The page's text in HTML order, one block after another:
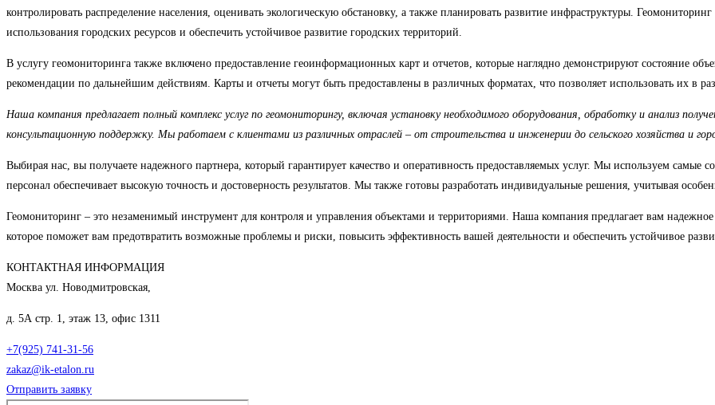
контролировать распределение населения, оценивать экологическую обстановку, а также планировать развитие инфраструктуры.
использования городских ресурсов и обеспечить устойчивое развитие городских территорий.
В услугу геомониторинга также включено предоставление геоинформационных карт и отчетов, которые наглядно демонстрируют состояние
рекомендации по дальнейшим действиям. Карты и отчеты могут быть предоставлены в различных форматах, что позволяет использовать их в
Наша компания предлагает полный комплекс услуг по геомониторингу, включая установку необходимого оборудования, обработку и анализ
консультационную поддержку. Мы работаем с клиентами из различных отраслей – от строительства и инженерии до сельского хозяйства и
Выбирая нас, вы получаете надежного партнера, который гарантирует качество и оперативность предоставляемых услуг. Мы используем
персонал обеспечивает высокую точность и достоверность результатов. Мы также готовы разработать индивидуальные решения, учитывая
Геомониторинг – это незаменимый инструмент для контроля и управления объектами и территориями. Наша компания предлагает вам
которое поможет вам предотвратить возможные проблемы и риски, повысить эффективность вашей деятельности и обеспечить устойчивое
КОНТАКТНАЯ ИНФОРМАЦИЯ
Москва ул. Новодмитровская,
д. 5А стр. 1, этаж 13, офис 1311
+7(925) 741-31-56
zakaz@ik-etalon.ru
Отправить заявку